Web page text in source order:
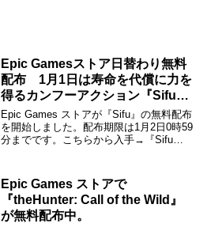
Epic Gamesストア日替わり無料
配布 1月1日は寿命を代償に力を
得るカンフーアクション『Sifu』
が無料配布中。
Epic Games ストアが『Sifu』の無料配布
を開始しました。配布期限は1月2日0時59
分までです。こちらから入手→『Sifu』
クションゲーム。敵に負けて死ん...
Epic Games ストアで
『theHunter: Call of the Wild』
が無料配布中。